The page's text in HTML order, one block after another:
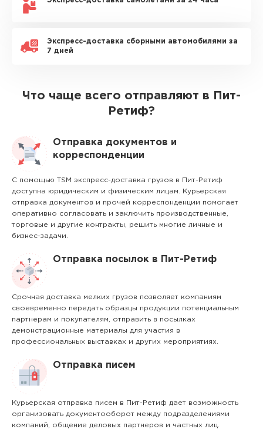
Экспресс-доставка сборными автомобилями за
7 дней
Что чаще всего отправляют в Пит-
Ретиф?
Отправка документов и
корреспонденции
С помощью TSM экспресс-доставка грузов в Пит-Ретиф
доступна юридическим и физическим лицам. Курьерская
отправка документов и прочей корреспонденции помогает
оперативно согласовать и заключить производственные,
торговые и другие контракты, решить многие личные и
бизнес-задачи.
Отправка посылок в Пит-Ретиф
Срочная доставка мелких грузов позволяет компаниям
своевременно передать образцы продукции потенциальным
партнерам и покупателям, отправить в посылках
демонстрационные материалы для участия в
профессиональных выставках и других мероприятиях.
Отправка писем
Курьерская отправка писем в Пит-Ретиф дает возможность
организовать документооборот между подразделениями
компаний, общение деловых партнеров и частных лиц.